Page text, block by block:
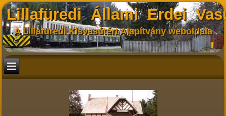
Lillafüredi Állami Erdei
A Lillafüredi Kisvasútért Alapítvány weboldala